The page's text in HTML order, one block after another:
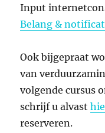
Input
Belang &
Ook bijgepraat
van
volgende cursus
schrijf u alvast
reserveren.